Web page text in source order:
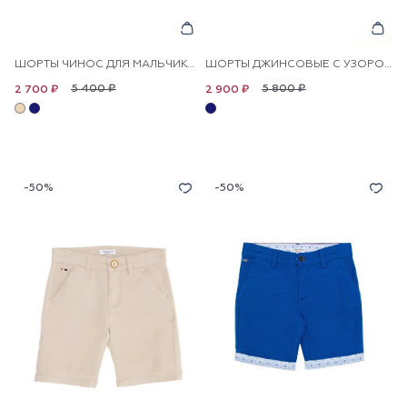
ШОРТЫ ЧИНОС ДЛЯ МАЛЬЧИКОВ
5 400 ₽
2 700 ₽
ШОРТЫ ДЖИНСОВЫЕ С УЗОРОМ ДЛЯ МАЛЬЧИКОВ
5 800 ₽
2 900 ₽
-50% -50%